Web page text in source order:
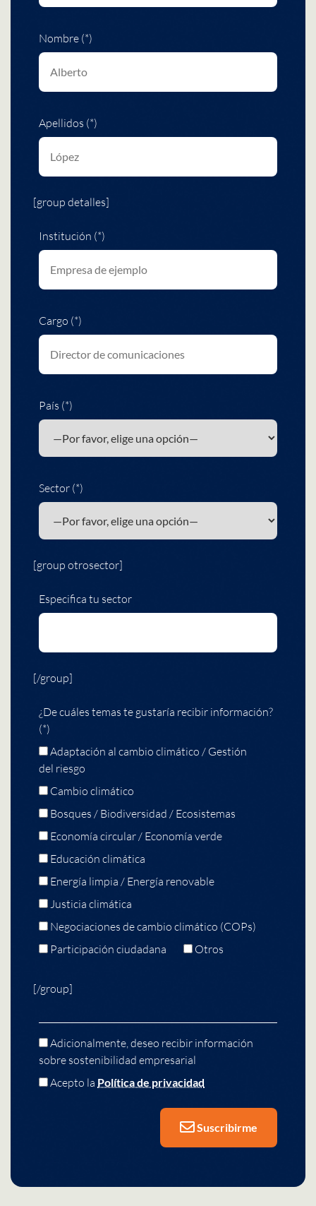
Nombre (*)
Apellidos (*)
[group detalles]
Institución (*)
Cargo (*)
País (*)
Sector (*)
[group otrosector]
Especifica tu sector
[/group]
¿De cuáles temas te gustaría recibir información?
(*)
Adaptación al cambio climático / Gestión
del riesgo
Cambio climático
Bosques / Biodiversidad / Ecosistemas
Economía circular / Economía verde
Educación climática
Energía limpia / Energía renovable
Justicia climática
Negociaciones de cambio climático (COPs)
Participación ciudadana
Otros
[/group]
Adicionalmente, deseo recibir información
sobre sostenibilidad empresarial
Acepto la Política de privacidad
Suscribirme